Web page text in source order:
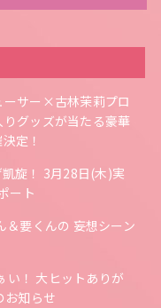
サー×古林茉莉プロ
グッズが当たる豪華
定！
旋！ 3月28日(木)実
ート
要くんの 妄想シーン
！ 大ヒットありが
お知らせ